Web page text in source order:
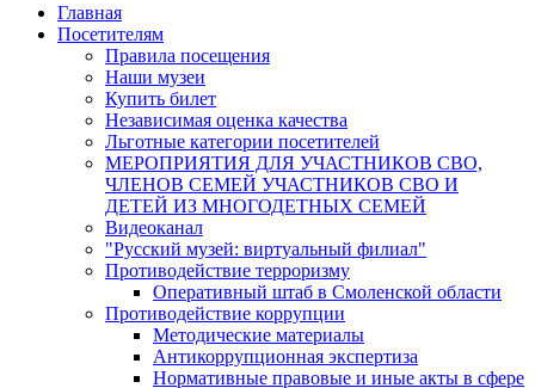
Главная
Посетителям
Правила посещения
Наши музеи
Купить билет
Независимая оценка качества
Льготные категории посетителей
МЕРОПРИЯТИЯ ДЛЯ УЧАСТНИКОВ СВО,
ЧЛЕНОВ СЕМЕЙ УЧАСТНИКОВ СВО И
ДЕТЕЙ ИЗ МНОГОДЕТНЫХ СЕМЕЙ
Видеоканал
"Русский музей: виртуальный филиал"
Противодействие терроризму
Оперативный штаб в Смоленской области
Противодействие коррупции
Методические материалы
Антикоррупционная экспертиза
Нормативные правовые и иные акты в сфере